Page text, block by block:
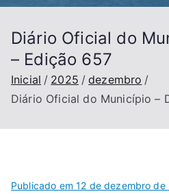
Diário Oficial do
– Edição 657
Inicial 2025
dezembro
Diário Oficial do Município –
Publicado em12 de dezembro de